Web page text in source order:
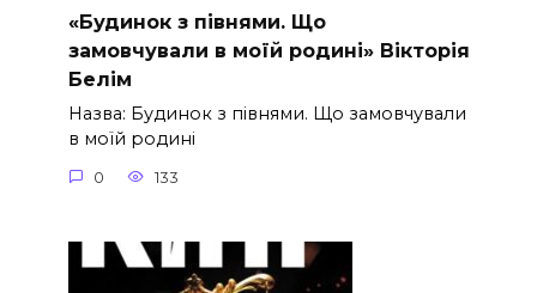
«Будинок з півнями. Що
замовчували в моїй родині» Вікторія
Белім
Назва: Будинок з півнями. Що замовчували
в моїй родині
0 133